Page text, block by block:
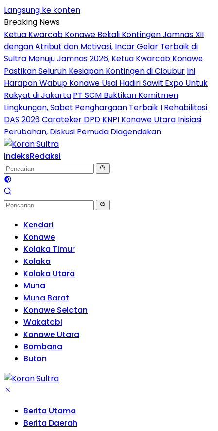
Langsung ke konten
Breaking News
Ketua Kwarcab Konawe Bekali Kontingen Jamnas XII
dengan Atribut dan Motivasi, Incar Gelar Terbaik di
Sultra Menuju Jamnas 2026, Ketua Kwarcab Konawe
Pastikan Seluruh Kesiapan Kontingen di Cibubur Ini
Harapan Wabup Konawe Usai Hadiri Sawit Expo Untuk
Rakyat di Jakarta PT SCM Buktikan Komitmen
Lingkungan, Sabet Penghargaan Terbaik I Rehabilitasi
DAS 2026Carateker DPD KNPI Konawe Utara Inisiasi
Perubahan, Diskusi Pemuda Diagendakan
IndeksRedaksi
Kendari
Konawe
Kolaka Timur
Kolaka
Kolaka Utara
Muna
Muna Barat
Konawe Selatan
Wakatobi
Konawe Utara
Bombana
Buton
Berita Utama
Berita Daerah